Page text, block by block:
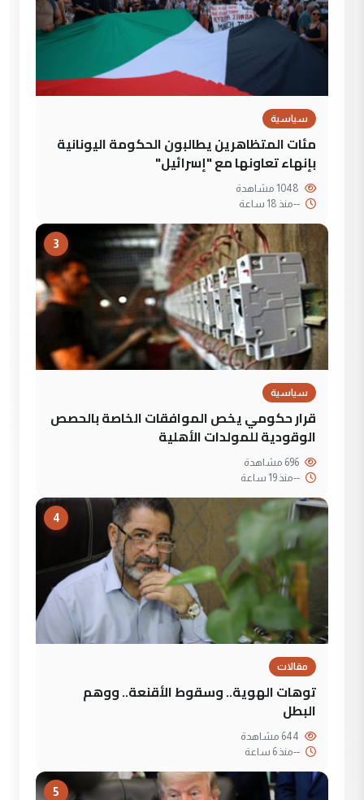
سياسية
مئات المتظاهرين يطالبون الحكومة اليونانية
بإنهاء تعاونها مع "إسرائيل"
--منذ 18 ساعة
3
سياسية
قرار حكومي يخص الموافقات الخاصة بالحصص
الوقودية للمولدات الأهلية
--منذ 19 ساعة
4
مقالات
توهات الهوية.. وسقوط الأقنعة.. ووهم
البطل
--منذ 6 ساعة
5